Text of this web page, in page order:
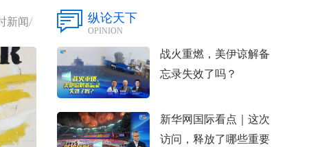
新闻 纵论天下
OPINION
战火重燃，美伊谅解备
忘录失效了吗？
新华网国际看点｜这次
访问，释放了哪些重要